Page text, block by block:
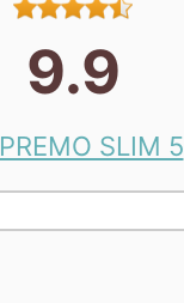
9.9
SLIM 5